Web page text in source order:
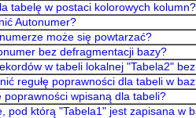
tabelę w postaci kolorowych kolumn?
Autonumer?
może się powtarzać?
bez defragmentacji bazy?
w tabeli lokalnej "Tabela2"
regułę poprawności dla tabeli w
poprawności wpisaną dla tabeli?
pod którą "Tabela1" jest zapisana w